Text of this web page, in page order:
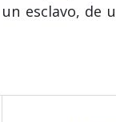
esclavo, de